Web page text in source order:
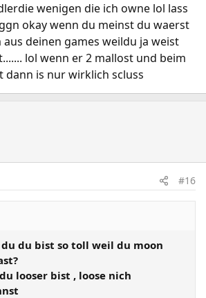
wenigen die ich owne lol lass
okay wenn du meinst du waerst
deinen games weildu ja weist
lol wenn er 2 mallost und beim
dann is nur wirklich scluss
#16
du bist so toll weil du moon
looser bist , loose nich